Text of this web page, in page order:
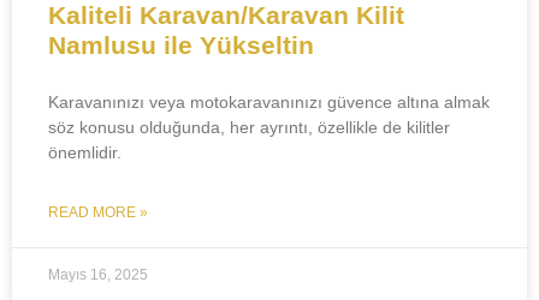
Kaliteli Karavan/Karavan Kilit
Namlusu ile Yükseltin
Karavanınızı veya motokaravanınızı güvence altına almak
söz konusu olduğunda, her ayrıntı, özellikle de kilitler
önemlidir.
READ MORE »
Mayıs 16, 2025